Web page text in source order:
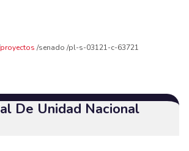
proyectos senado pl-s-03121-c-63721
De Unidad Nacional